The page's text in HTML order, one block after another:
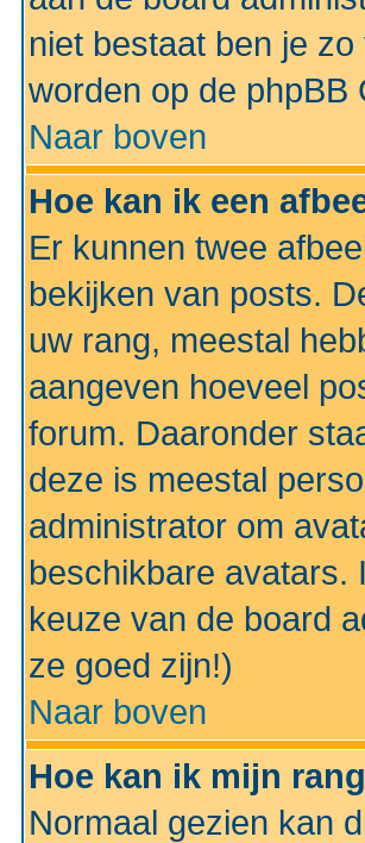
niet bestaat ben je
worden op de phpBB
Naar boven
Hoe kan ik een
Er kunnen twee
bekijken van posts.
uw rang, meestal
aangeven hoeveel
forum. Daaronder
deze is meestal
administrator om
beschikbare avatars.
keuze van de board
ze goed zijn!)
Naar boven
Hoe kan ik mijn
Normaal gezien kan